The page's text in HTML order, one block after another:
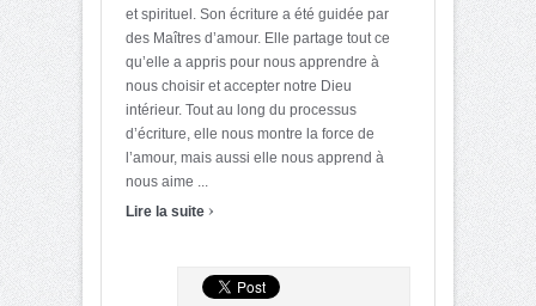
et spirituel. Son écriture a été guidée par
des Maîtres d’amour. Elle partage tout ce
qu’elle a appris pour nous apprendre à
nous choisir et accepter notre Dieu
intérieur. Tout au long du processus
d’écriture, elle nous montre la force de
l’amour, mais aussi elle nous apprend à
nous aime ...
Lire la suite ›